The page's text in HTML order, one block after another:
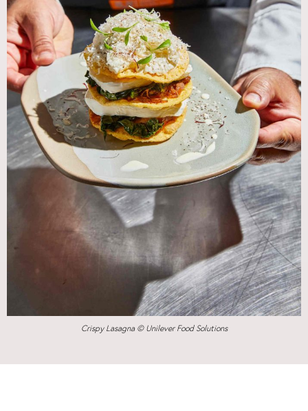
Crispy Lasagna © Unilever Food Solutions